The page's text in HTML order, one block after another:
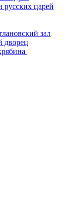
русских царей
зал
дворец